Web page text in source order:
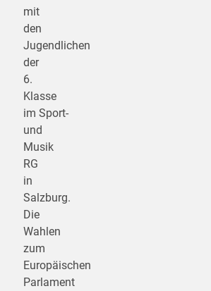
mit
den
Jugendlichen
der
6.
Klasse
im Sport-
und
Musik
RG
in
Salzburg.
Die
Wahlen
zum
Europäischen
Parlament